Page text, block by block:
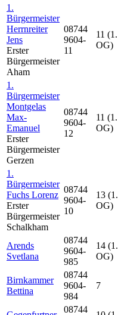
1.
Bürgermeister
Herrnreiter
Jens
Erster
Bürgermeister
Aham
08744
9604-
11
11 (1.
OG)
1.
Bürgermeister
Montgelas
Max-
Emanuel
Erster
Bürgermeister
Gerzen
08744
9604-
12
11 (1.
OG)
1.
Bürgermeister
Fuchs Lorenz
Erster
Bürgermeister
Schalkham
08744
9604-
10
13 (1.
OG)
Arends
Svetlana
08744
9604-
985
14 (1.
OG)
Birnkammer
Bettina
08744
9604-
984
7
08744